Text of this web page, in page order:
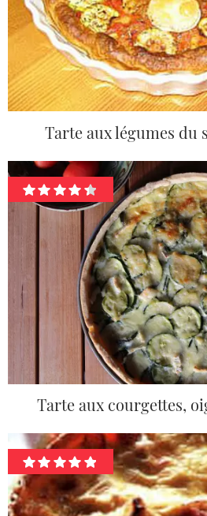
Tarte aux légumes du
Tarte aux courgettes,